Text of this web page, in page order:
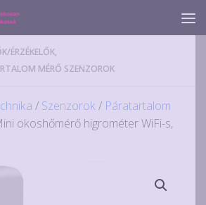
/ÉRZÉKELŐK,
MÉRŐ SZENZOROK
/ Szenzorok / Páratartalom
okoshőmérő higrométer WiFi-s,